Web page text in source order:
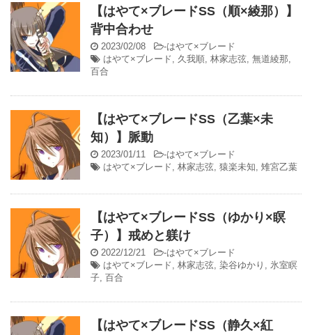
【はやて×ブレードSS（順×綾那）】
背中合わせ
2023/02/08 -はやて×ブレード
はやて×ブレード, 久我順, 林家志弦, 無道綾那,
百合
【はやて×ブレードSS（乙葉×未
知）】脈動
2023/01/11 -はやて×ブレード
はやて×ブレード, 林家志弦, 猿楽未知, 雉宮乙葉
【はやて×ブレードSS（ゆかり×瞑
子）】戒めと躾け
2022/12/21 -はやて×ブレード
はやて×ブレード, 林家志弦, 染谷ゆかり , 氷室瞑
子, 百合
【はやて×ブレードSS（静久×紅